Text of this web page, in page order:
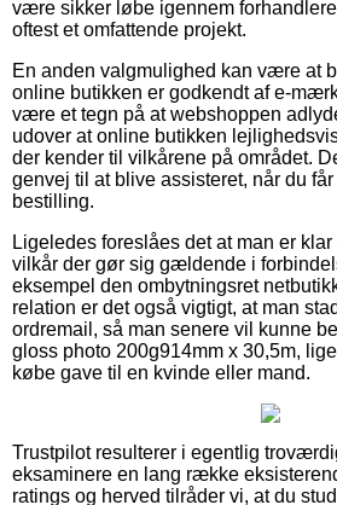
være sikker løbe igennem
oftest et omfattende projekt.
En anden valgmulighed kan være at
online butikken er godkendt af e-
være et tegn på at webshoppen
udover at online butikken
der kender til vilkårene på området.
genvej til at blive assisteret, når du
bestilling.
Ligeledes foreslåes det at man er
vilkår der gør sig gældende i
eksempel den ombytningsret
relation er det også vigtigt, at man
ordremail, så man senere vil kunne
gloss photo 200g914mm x 30,5m,
købe gave til en kvinde eller mand.
Trustpilot resulterer i egentlig
eksaminere en lang række
ratings og herved tilråder vi, at du